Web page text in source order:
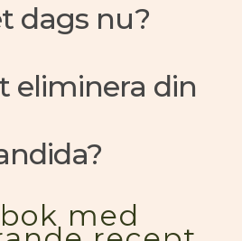
dags nu?
eliminera din
med